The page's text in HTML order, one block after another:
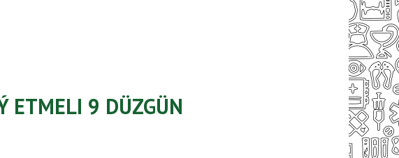
ETMELI 9 DÜZGÜN